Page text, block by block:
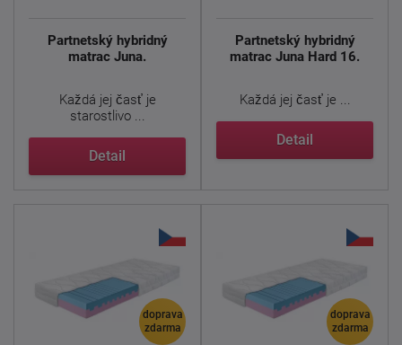
Partnetský hybridný
matrac Juna.
Každá jej časť je
starostlivo ...
Detail
Partnetský hybridný
matrac Juna Hard 16.
Každá jej časť je ...
Detail
doprava
zdarma
doprava
zdarma